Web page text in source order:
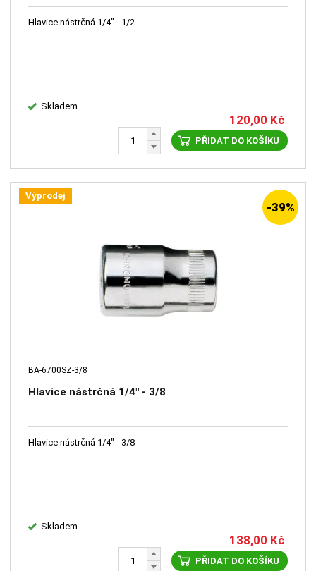
Hlavice nástrčná 1/4" - 1/2
Skladem
120,00 Kč
PŘIDAT DO KOŠÍKU
Výprodej
-39%
BA-6700SZ-3/8
Hlavice nástrčná 1/4" - 3/8
Hlavice nástrčná 1/4" - 3/8
Skladem
138,00 Kč
PŘIDAT DO KOŠÍKU